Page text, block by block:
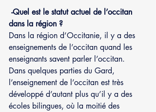
-Quel est le statut actuel de l’occitan
dans la région ?
Dans la région d’Occitanie, il y a des
enseignements de l’occitan quand les
enseignants savent parler l’occitan.
Dans quelques parties du Gard,
l’enseignement de l’occitan est très
développé d’autant plus qu’il y a des
écoles bilingues, où la moitié des